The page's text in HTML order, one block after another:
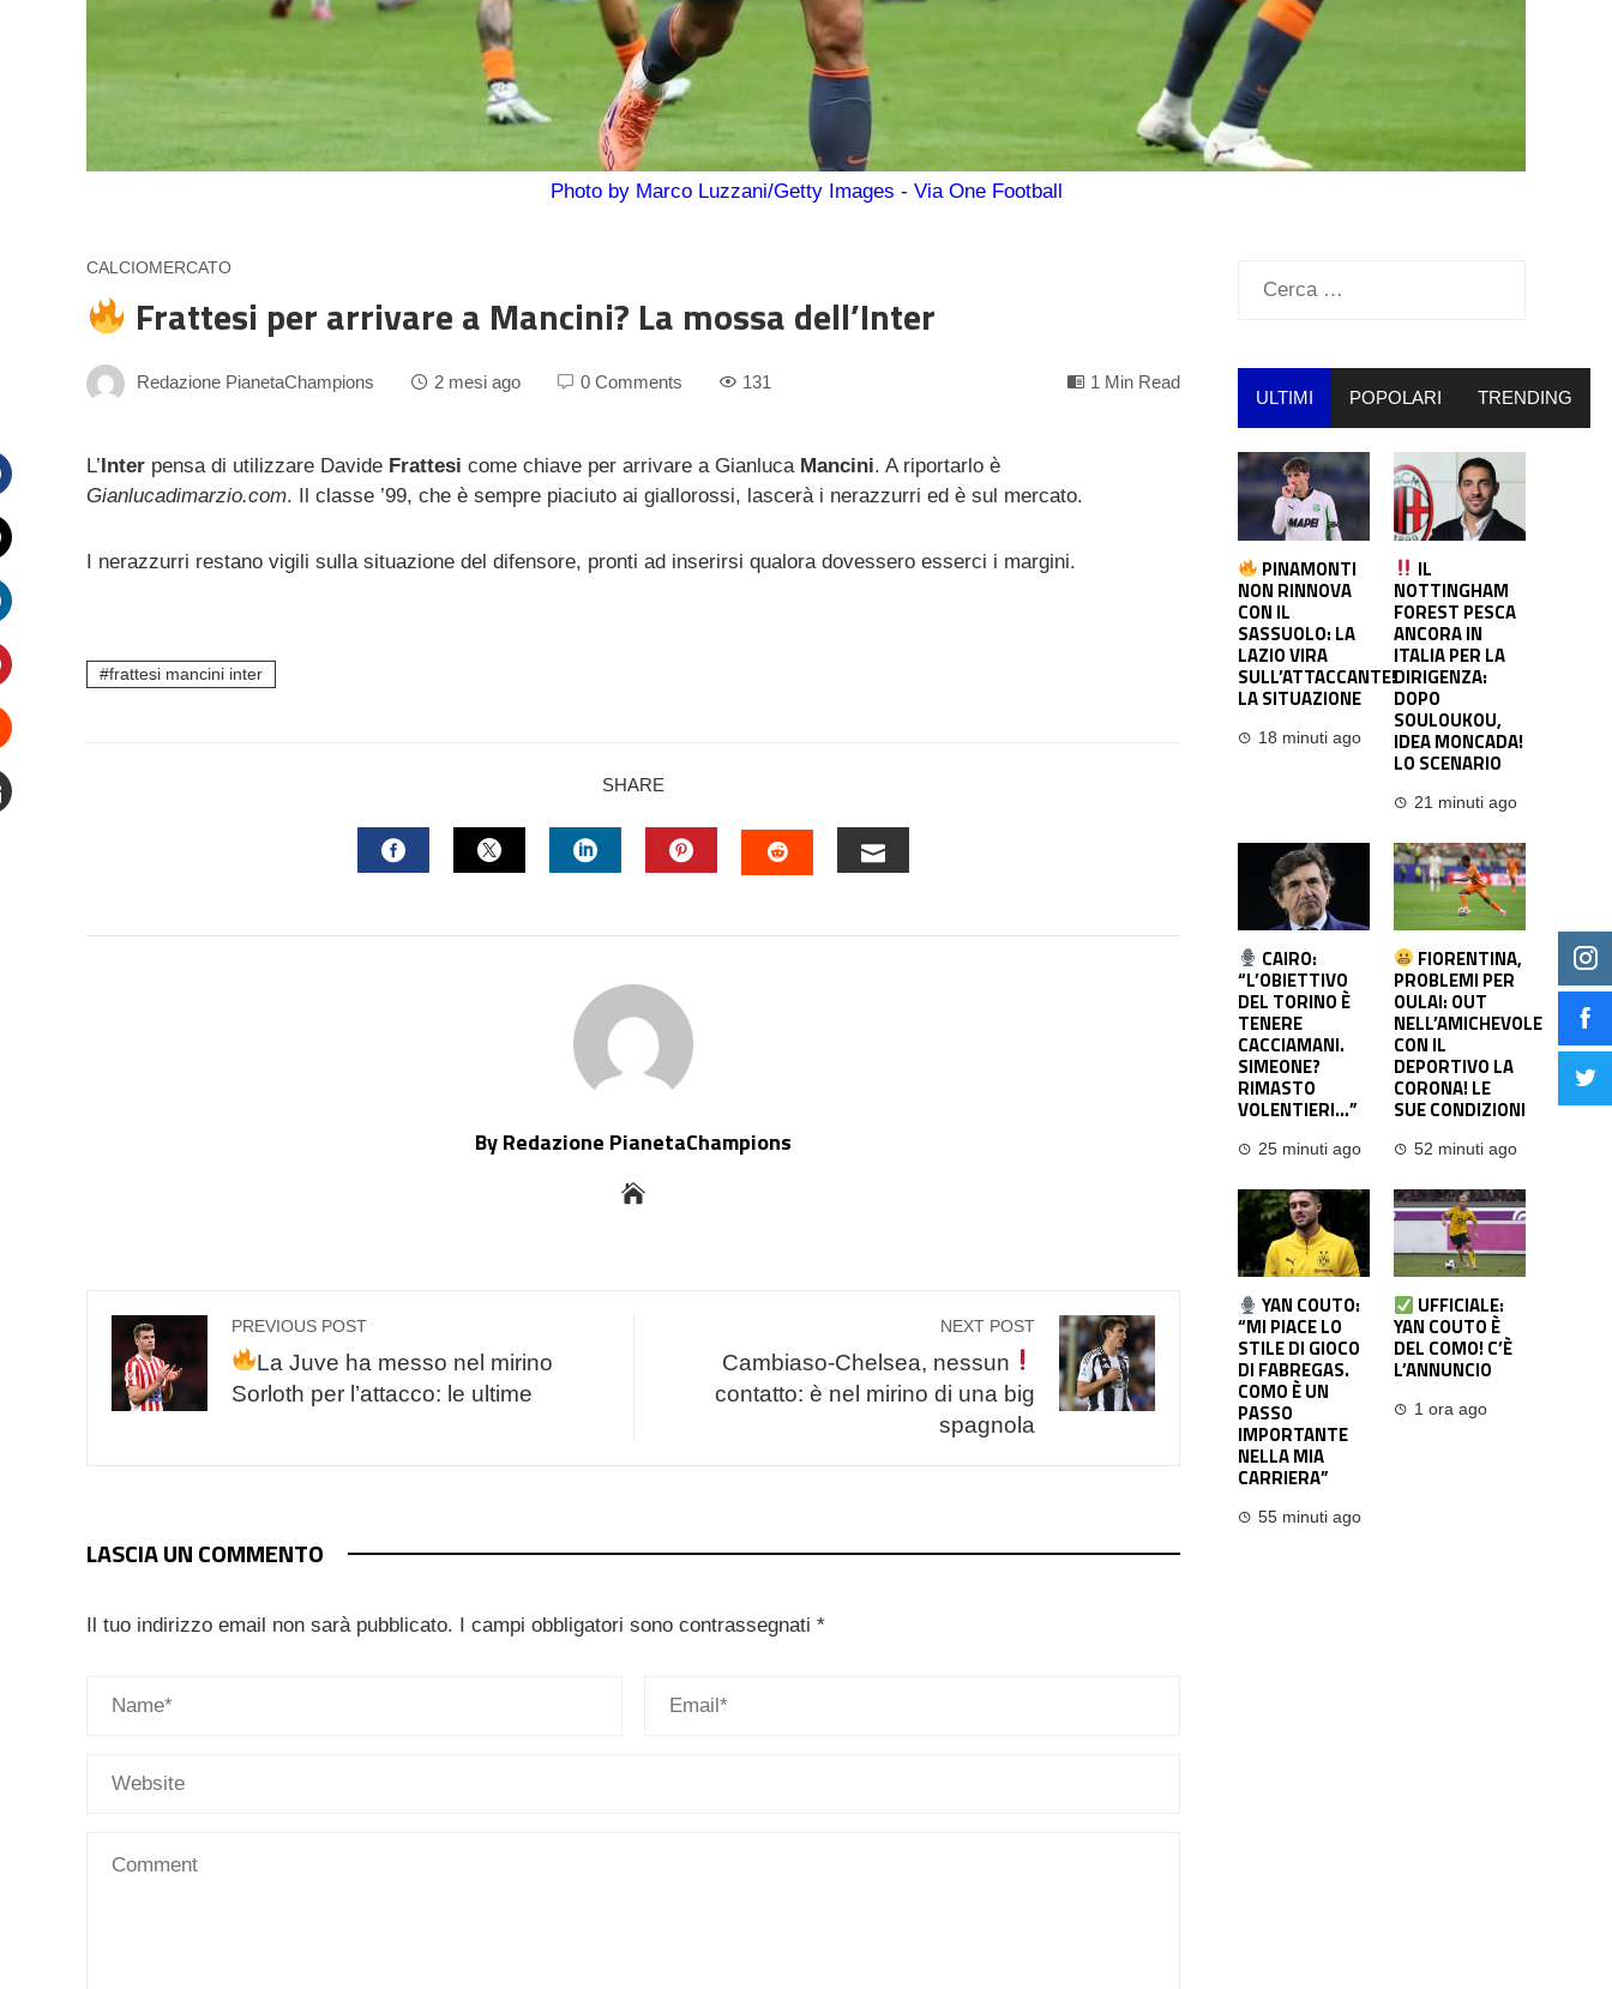
Photo by Marco Luzzani/Getty Images - Via One Football
CALCIOMERCATO
Frattesi per arrivare a Mancini? La mossa dell’Inter
Redazione PianetaChampions 2 mesi ago 0 Comments 131 1 Min Read
L’ Inter pensa di utilizzare Davide Frattesi come chiave per arrivare a Gianluca Mancini. A riportarlo è
Gianlucadimarzio.com. Il classe ’99, che è sempre piaciuto ai giallorossi, lascerà i nerazzurri ed è sul mercato.
I nerazzurri restano vigili sulla situazione del difensore, pronti ad inserirsi qualora dovessero esserci i margini.
frattesi mancini inter
SHARE
By Redazione PianetaChampions
PREVIOUS POST
La Juve ha messo nel mirino
Sorloth per l’attacco: le ultime
NEXT POST
Cambiaso-Chelsea, nessun
contatto: è nel mirino di una big
spagnola
LASCIA UN COMMENTO
Il tuo indirizzo email non sarà pubblicato. I campi obbligatori sono contrassegnati *
Ricerca
ULTIMI POPOLARI TRENDING
PINAMONTI
NON RINNOVA
CON IL
SASSUOLO: LA
LAZIO VIRA
SULL’ATTACCANTE!
LA SITUAZIONE
18 minuti ago
IL
NOTTINGHAM
FOREST PESCA
ANCORA IN
ITALIA PER LA
DIRIGENZA:
DOPO
SOULOUKOU,
IDEA MONCADA!
LO SCENARIO
21 minuti ago
CAIRO:
“L’OBIETTIVO
DEL TORINO È
TENERE
CACCIAMANI.
SIMEONE?
RIMASTO
VOLENTIERI…”
25 minuti ago
FIORENTINA,
PROBLEMI PER
OULAI: OUT
NELL’AMICHEVOLE
CON IL
DEPORTIVO LA
CORONA! LE
SUE CONDIZIONI
52 minuti ago
YAN COUTO:
“MI PIACE LO
STILE DI GIOCO
DI FABREGAS.
COMO È UN
PASSO
IMPORTANTE
NELLA MIA
CARRIERA”
55 minuti ago
UFFICIALE:
YAN COUTO È
DEL COMO! C’È
L’ANNUNCIO
1 ora ago